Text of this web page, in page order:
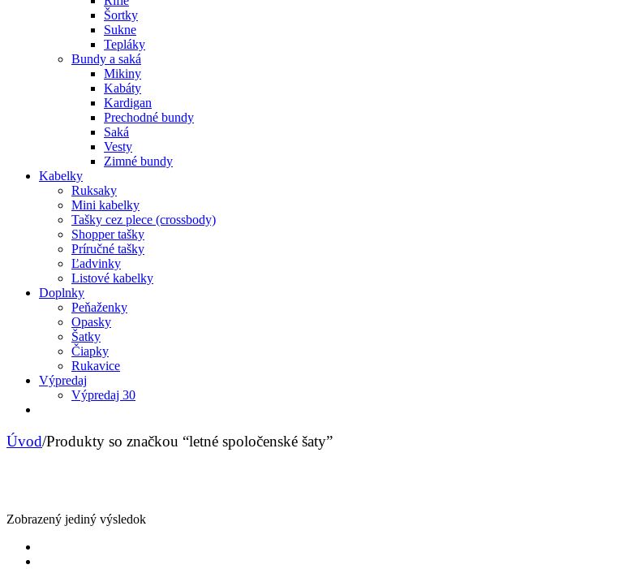
Šortky
Sukne
Tepláky
Bundy a saká
Mikiny
Kabáty
Kardigan
Prechodné bundy
Saká
Vesty
Zimné bundy
Kabelky
Ruksaky
Mini kabelky
Tašky cez plece (crossbody)
Shopper tašky
Príručné tašky
Ľadvinky
Listové kabelky
Doplnky
Peňaženky
Opasky
Šatky
Čiapky
Rukavice
Výpredaj
Výpredaj 30
Úvod/Produkty so značkou “letné spoločenské šaty”
Zobrazený jediný výsledok